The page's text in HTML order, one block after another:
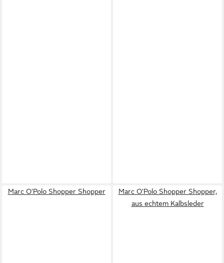
Marc O'Polo Shopper Shopper
Marc O'Polo Shopper Shopper,
aus echtem Kalbsleder